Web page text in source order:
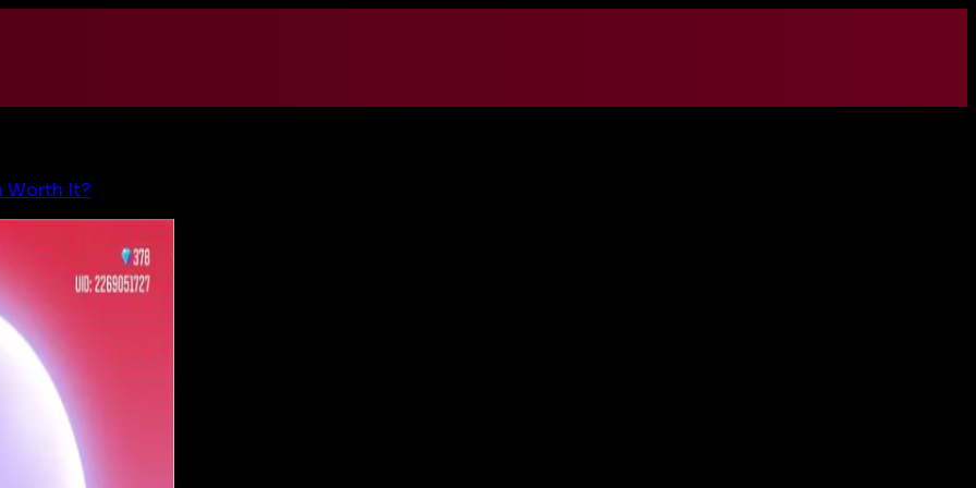
Worth It?